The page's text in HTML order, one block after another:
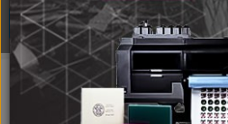
دانلود
نتایج جستجو برای برچسبدرب سریع